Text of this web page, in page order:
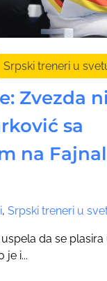
Srpski treneri u
Zvezda
sa
na
, Srpski treneri u
da se
je i...